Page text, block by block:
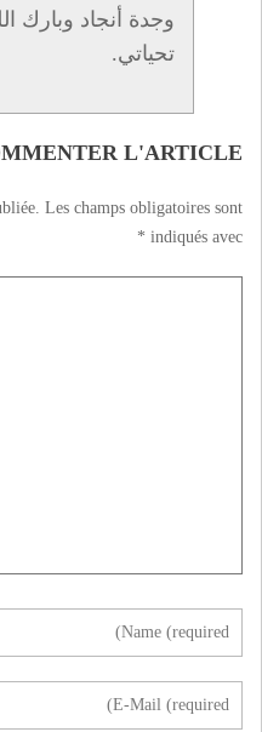
وجدة أنجاد وبارك
تحياتي.
L'ARTICLE
Les champs obligatoires sont
indiqués avec
*